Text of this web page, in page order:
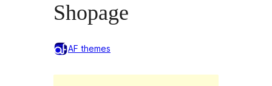
Shopage
AF themes